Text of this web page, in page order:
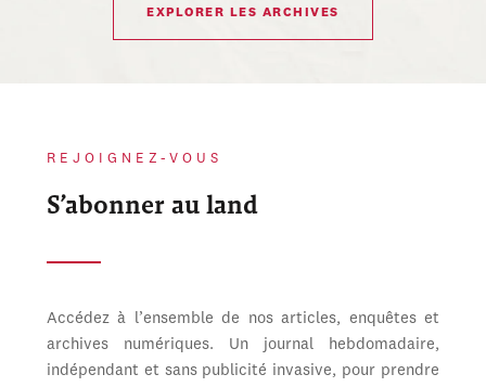
EXPLORER LES ARCHIVES
REJOIGNEZ-VOUS
S’abonner au land
Accédez à l’ensemble de nos articles, enquêtes et
archives numériques. Un journal hebdomadaire,
indépendant et sans publicité invasive, pour prendre